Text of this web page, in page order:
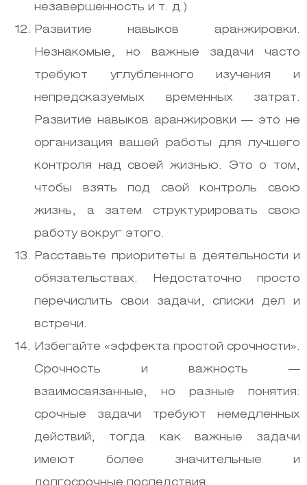
незавершенность и т. д.)
Развитие навыков аранжировки.
Незнакомые, но важные задачи часто
требуют углубленного изучения и
непредсказуемых временных затрат.
Развитие навыков аранжировки — это не
организация вашей работы для лучшего
контроля над своей жизнью. Это о том,
чтобы взять под свой контроль свою
жизнь, а затем структурировать свою
работу вокруг этого.
Расставьте приоритеты в деятельности и
обязательствах. Недостаточно просто
перечислить свои задачи, списки дел и
встречи.
Избегайте «эффекта простой срочности».
Срочность и важность —
взаимосвязанные, но разные понятия:
срочные задачи требуют немедленных
действий, тогда как важные задачи
имеют более значительные и
долгосрочные последствия.